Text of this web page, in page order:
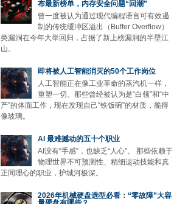
布最新榜单，内存安全问题“回潮”
曾一度被认为通过现代编程语言可有效遏
制的传统缓冲区溢出（Buffer Overflow）
类漏洞在今年大举回归，占据了新上榜漏洞的半壁江
山。
即将被人工智能消灭的50个工作岗位
人工智能正在像工业革命的蒸汽机一样，
重塑一切。那些曾经被认为是“白领”和“中
产”的体面工作，现在发现自己“铁饭碗”的材质，脆得
像玻璃。
AI 最难撼动的五十个职业
AI没有“手感”，也缺乏“人心”。 那些依赖于
物理世界不可预测性、精细运动技能和真
正同理心的职业，护城河极深。
2026年机械硬盘选型必看：“零故障”大容